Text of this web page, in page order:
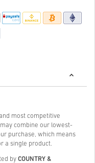
most competitive
combine our lowest-
purchase, which means
a single product.
by COUNTRY &